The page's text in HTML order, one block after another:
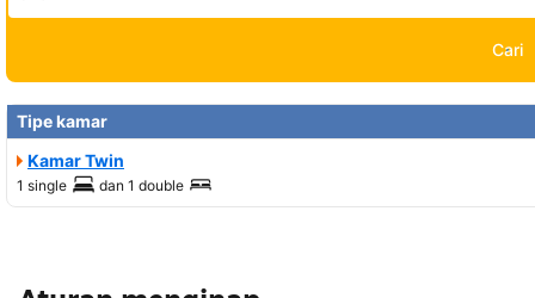
Cari
Tipe kamar
Kamar Twin
1 single dan 1 double